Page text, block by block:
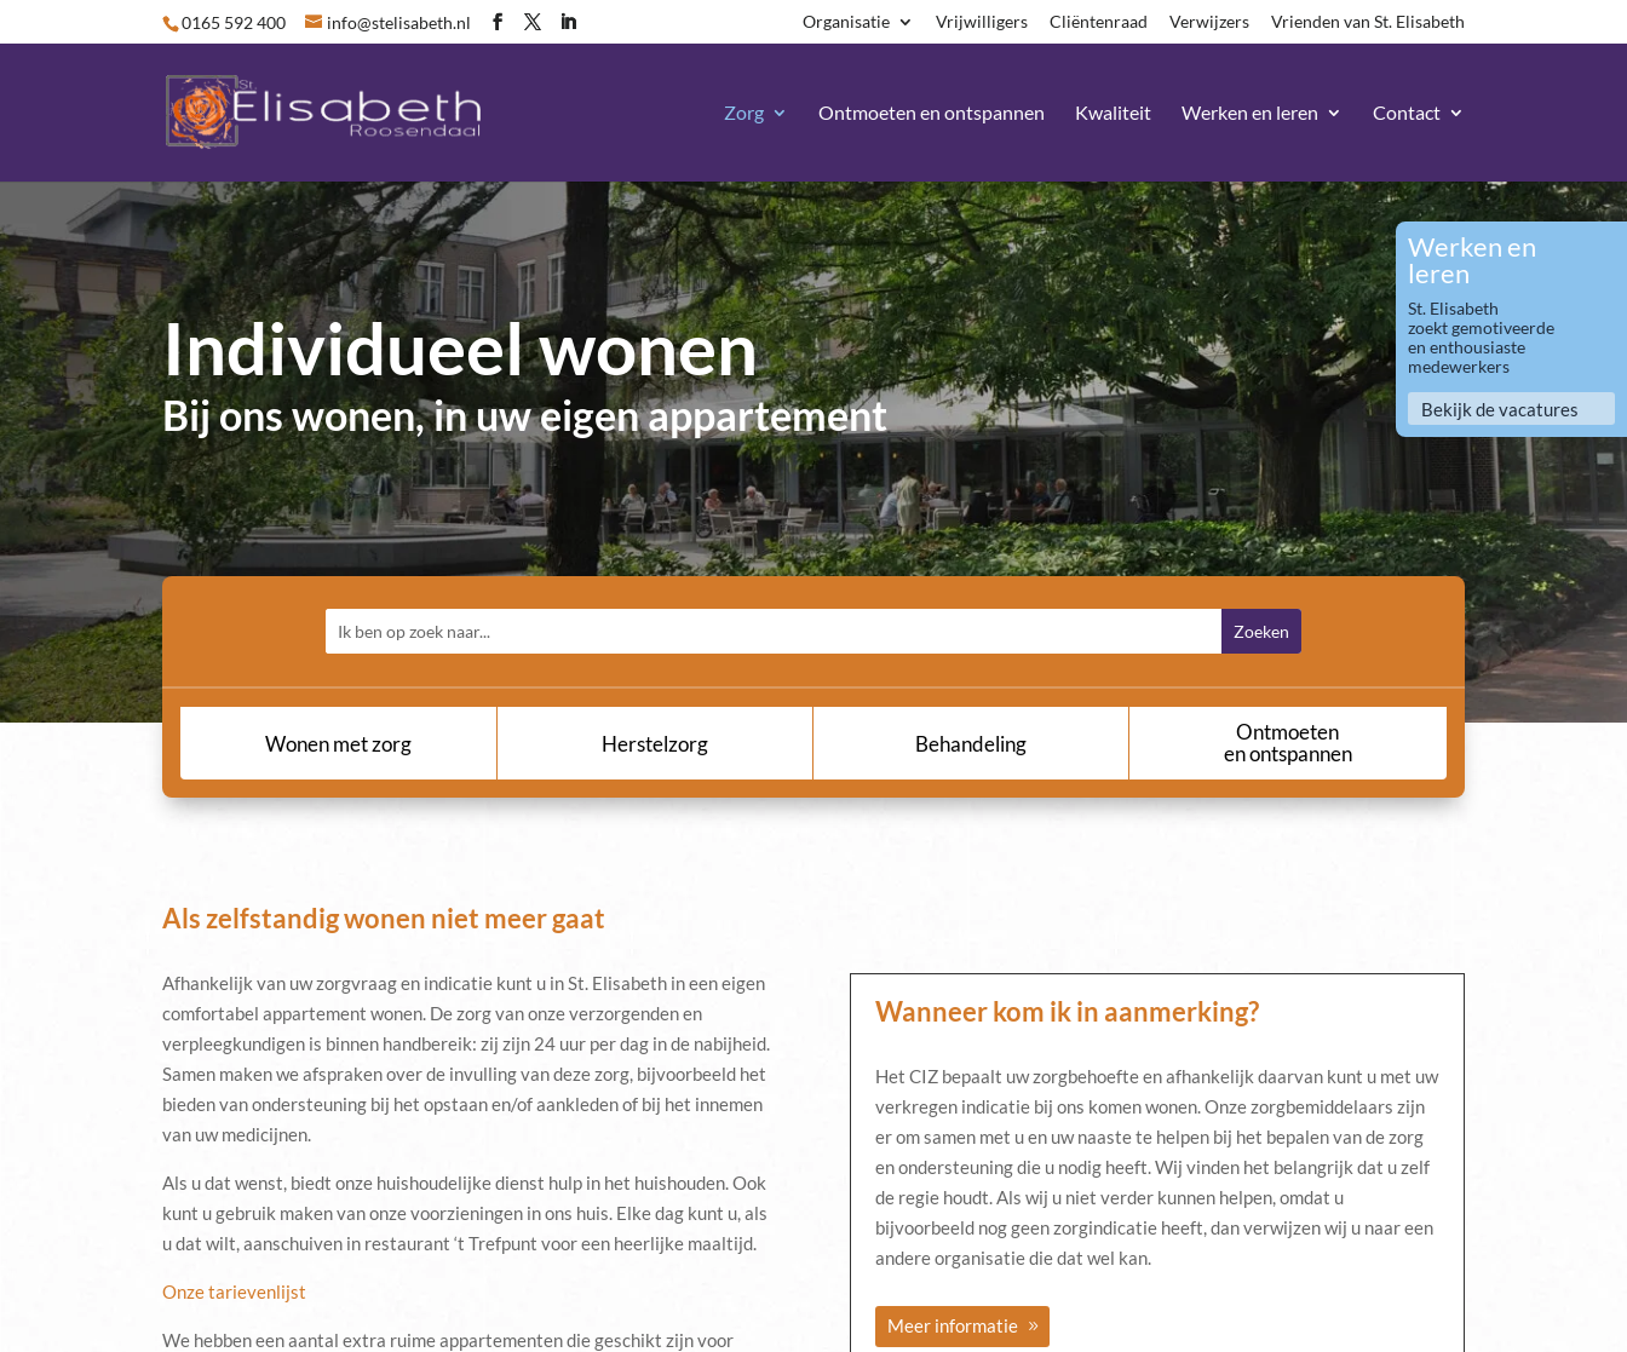
0165 592 400 info@stelisabeth.nl Organisatie Vrijwilligers Cliëntenraad Verwijzers Vrienden van St. Elisabeth
Zorg Ontmoeten en ontspannen Kwaliteit Werken en leren Contact
Individueel wonen
Bij ons wonen, in uw eigen appartement
Werken en
leren
St. Elisabeth
zoekt gemotiveerde
en enthousiaste
medewerkers
Bekijk de vacatures
Wonen met zorg Herstelzorg Behandeling
Ontmoeten
en ontspannen
Als zelfstandig wonen niet meer gaat
Afhankelijk van uw zorgvraag en indicatie kunt u in St. Elisabeth in een eigen
comfortabel appartement wonen. De zorg van onze verzorgenden en
verpleegkundigen is binnen handbereik: zij zijn 24 uur per dag in de nabijheid.
Samen maken we afspraken over de invulling van deze zorg, bijvoorbeeld het
bieden van ondersteuning bij het opstaan en/of aankleden of bij het innemen
van uw medicijnen.
Als u dat wenst, biedt onze huishoudelijke dienst hulp in het huishouden. Ook
kunt u gebruik maken van onze voorzieningen in ons huis. Elke dag kunt u, als
u dat wilt, aanschuiven in restaurant ‘t Trefpunt voor een heerlijke maaltijd.
Onze tarievenlijst
We hebben een aantal extra ruime appartementen die geschikt zijn voor
Wanneer kom ik in aanmerking?
Het CIZ bepaalt uw zorgbehoefte en afhankelijk daarvan kunt u met uw
verkregen indicatie bij ons komen wonen. Onze zorgbemiddelaars zijn
er om samen met u en uw naaste te helpen bij het bepalen van de zorg
en ondersteuning die u nodig heeft. Wij vinden het belangrijk dat u zelf
de regie houdt. Als wij u niet verder kunnen helpen, omdat u
bijvoorbeeld nog geen zorgindicatie heeft, dan verwijzen wij u naar een
andere organisatie die dat wel kan.
Meer informatie